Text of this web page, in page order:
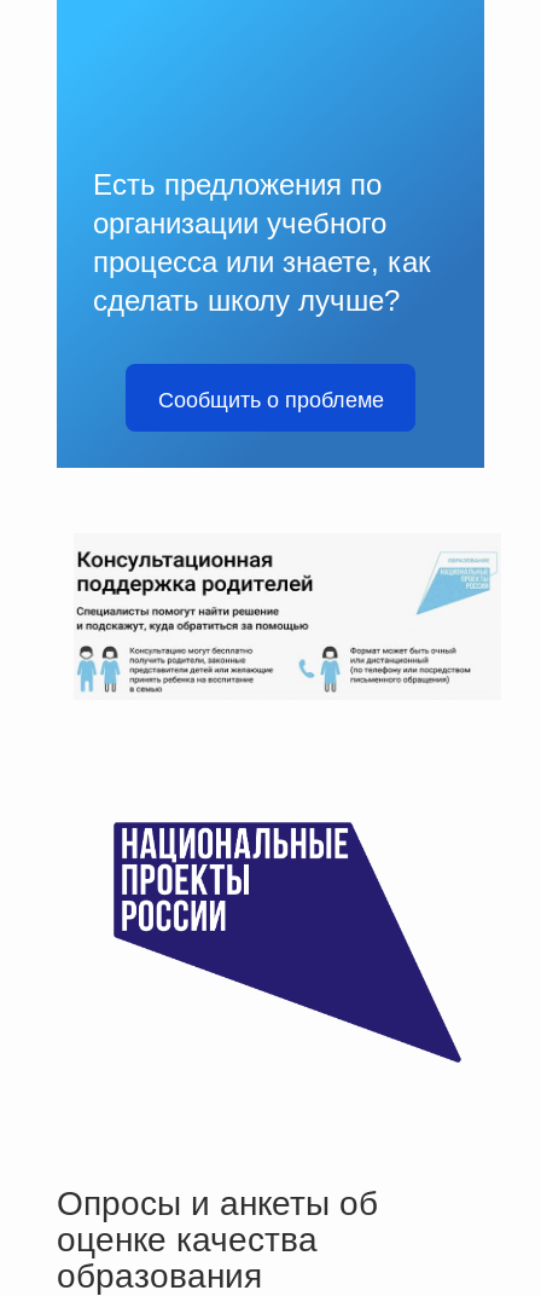
Есть предложения по
организации учебного
процесса или знаете, как
сделать школу лучше?
Сообщить о проблеме
Опросы и анкеты об
оценке качества
образования